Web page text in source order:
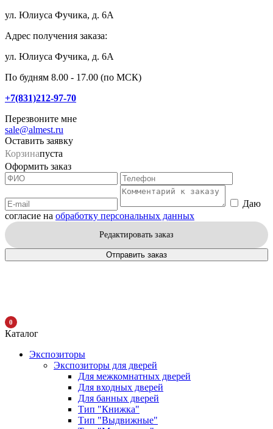
ул. Юлиуса Фучика, д. 6А
Адрес получения заказа:
ул. Юлиуса Фучика, д. 6А
По будням 8.00 - 17.00 (по МСК)
+7(831)212-97-70
Перезвоните мне
sale@almest.ru
Оставить заявку
Корзинапуста
Оформить заказ
Даю
согласие на обработку персональных данных
Редактировать заказ
Отправить заказ
0
Каталог
Экспозиторы
Экспозиторы для дверей
Для межкомнатных дверей
Для входных дверей
Для банных дверей
Тип "Книжка"
Тип "Выдвижные"